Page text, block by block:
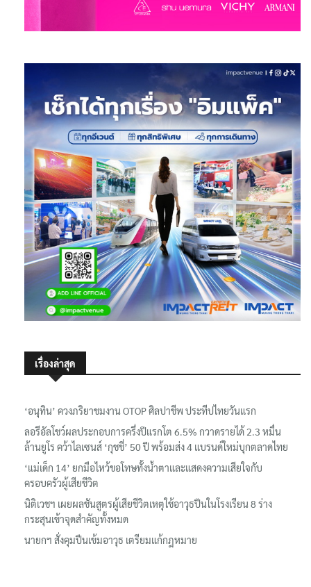
เรื่องล่าสุด
‘อนุทิน’ ควงภริยาชมงาน OTOP ศิลปาชีพ ประทีปไทยวันแรก
ลอรีอัลโชว์ผลประกอบการครึ่งปีแรกโต 6.5% กวาดรายได้ 2.3 หมื่น
ล้านยูโร คว้าไลเซนส์ ‘กุชชี่’ 50 ปี พร้อมส่ง 4 แบรนด์ใหม่บุกตลาดไทย
‘แม่เด็ก 14’ ยกมือไหว้ขอโทษทั้งน้ำตาและแสดงความเสียใจกับ
ครอบครัวผู้เสียชีวิต
นิติเวชฯ เผยผลชันสูตรผู้เสียชีวิตเหตุใช้อาวุธปืนในโรงเรียน 8 ร่าง
กระสุนเข้าจุดสำคัญทั้งหมด
นายกฯ สั่งคุมปืนเข้มอาวุธ เตรียมแก้กฎหมาย